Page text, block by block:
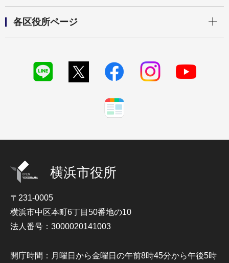
各区役所ページ
横浜市役所
〒231-0005
横浜市中区本町6丁目50番地の10
法人番号：3000020141003
開庁時間：月曜日から金曜日の午前8時45分から午後5時